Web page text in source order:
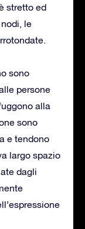
stretto ed
le
sono
persone
alla
sono
e tendono
largo spazio
dagli